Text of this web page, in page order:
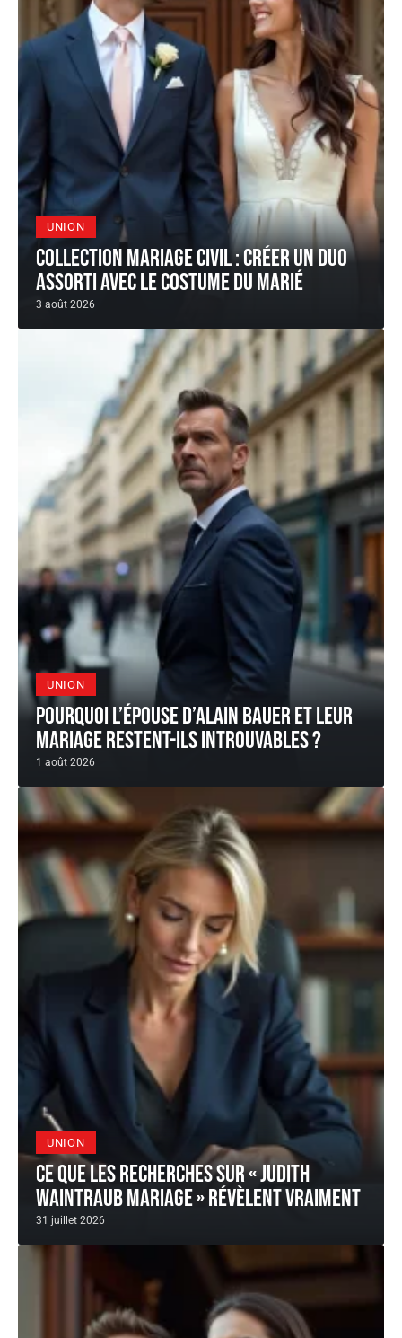
UNION
Collection mariage civil : créer un duo
assorti avec le costume du marié
3 août 2026
UNION
Pourquoi l’épouse d’Alain Bauer et leur
mariage restent-ils introuvables ?
1 août 2026
UNION
Ce que les recherches sur « judith
Waintraub mariage » révèlent vraiment
31 juillet 2026